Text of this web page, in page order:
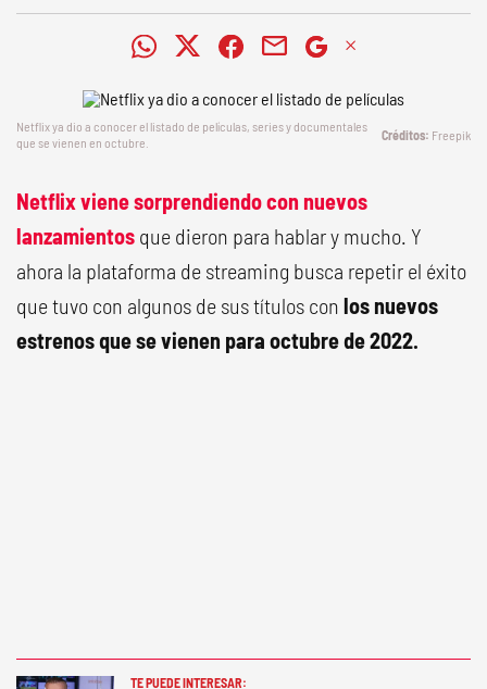
Netflix ya dio a conocer el listado de películas, series y documentales
que se vienen en octubre.
Freepik
Netflixviene sorprendiendo con nuevos
lanzamientos que dieron para hablar y mucho. Y
ahora la plataforma de streaming busca repetir el éxito
que tuvo con algunos de sus títulos con los nuevos
estrenos que se vienen para octubre de 2022.
TE PUEDE INTERESAR: